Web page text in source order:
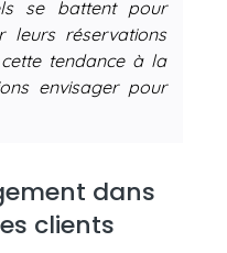
se battent pour
leurs réservations
tendance à la
envisager pour
dans
clients